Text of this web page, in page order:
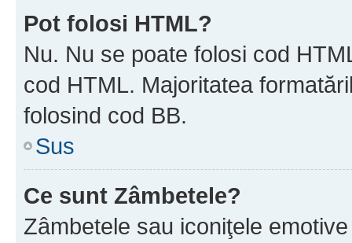
Pot folosi HTML?
Nu. Nu se poate folosi cod
cod HTML. Majoritatea
folosind cod BB.
Sus
Ce sunt Zâmbetele?
Zâmbetele sau iconiţele